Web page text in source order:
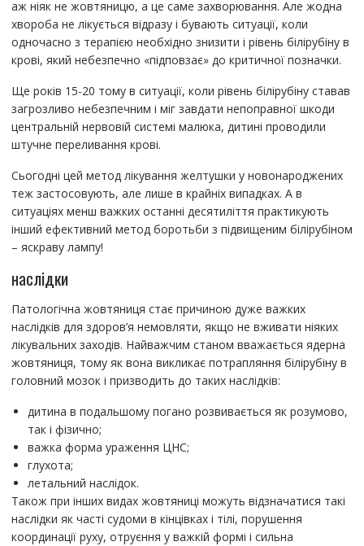
аж ніяк не жовтяницю, а це саме захворювання. Але жодна
хвороба не лікується відразу і бувають ситуації, коли
одночасно з терапією необхідно знизити і рівень білірубіну в
крові, який небезпечно «підповзає» до критичної позначки.
Ще років 15-20 тому в ситуації, коли рівень білірубіну ставав
загрозливо небезпечним і міг завдати непоправної шкоди
центральній нервовій системі малюка, дитині проводили
штучне переливання крові.
Сьогодні цей метод лікування желтушки у новонароджених
теж застосовують, але лише в крайніх випадках. А в
ситуаціях менш важких останні десятиліття практикують
інший ефективний метод боротьби з підвищеним білірубіном
– яскраву лампу!
наслідки
Патологічна жовтяниця стає причиною дуже важких
наслідків для здоров’я немовляти, якщо не вживати ніяких
лікувальних заходів. Найважчим станом вважається ядерна
жовтяниця, тому як вона викликає потрапляння білірубіну в
головний мозок і призводить до таких наслідків:
дитина в подальшому погано розвивається як розумово,
так і фізично;
важка форма ураження ЦНС;
глухота;
летальний наслідок.
Також при інших видах жовтяниці можуть відзначатися такі
наслідки як часті судоми в кінцівках і тілі, порушення
координації руху, отруєння у важкій формі і сильна